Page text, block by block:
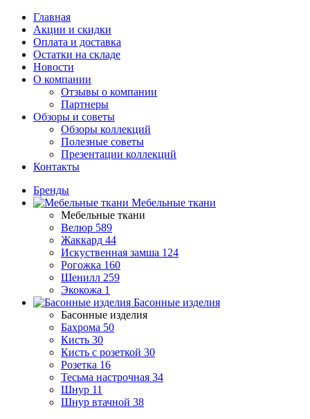
Главная
Акции и скидки
Оплата и доставка
Остатки на складе
Новости
О компании
Отзывы о компании
Партнеры
Обзоры и советы
Обзоры коллекций
Полезные советы
Презентации коллекций
Контакты
Бренды
Мебельные ткани
Мебельные ткани
Велюр 589
Жаккард 44
Искуственная замша 124
Рогожка 160
Шенилл 259
Экокожа 1
Басонные изделия
Басонные изделия
Бахрома 50
Кисть 30
Кисть с розеткой 30
Розетка 16
Тесьма настрочная 34
Шнур 11
Шнур втачной 38